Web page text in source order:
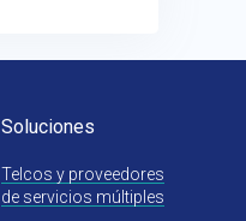
Soluciones
Telcos y proveedores
de servicios múltiples